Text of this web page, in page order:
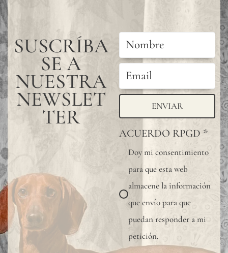
SUSCRÍBA
SE A
NUESTRA
NEWSLET
TER ENVIAR
ACUERDO RPGD *
Doy mi consentimiento
para que esta web
almacene la información
que envío para que
puedan responder a mi
petición.